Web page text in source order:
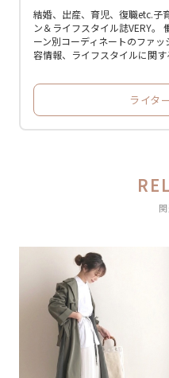
結婚、出産、育児、復職etc.子
ン＆ライフスタイル誌VERY。
ーン別コーディネートのファ
容情報、ライフスタイルに関す
ライタ